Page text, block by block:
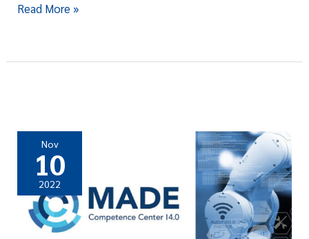
digitale
Read More »
Nov
10
2022